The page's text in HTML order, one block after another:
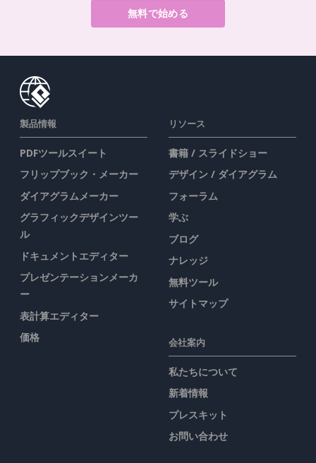
無料で始める
製品情報
PDFツールスイート
フリップブック・メーカー
ダイアグラムメーカー
グラフィックデザインツー
ル
ドキュメントエディター
プレゼンテーションメーカ
ー
表計算エディター
価格
リソース
書籍 / スライドショー
デザイン / ダイアグラム
フォーラム
学ぶ
ブログ
ナレッジ
無料ツール
サイトマップ
会社案内
私たちについて
新着情報
プレスキット
お問い合わせ